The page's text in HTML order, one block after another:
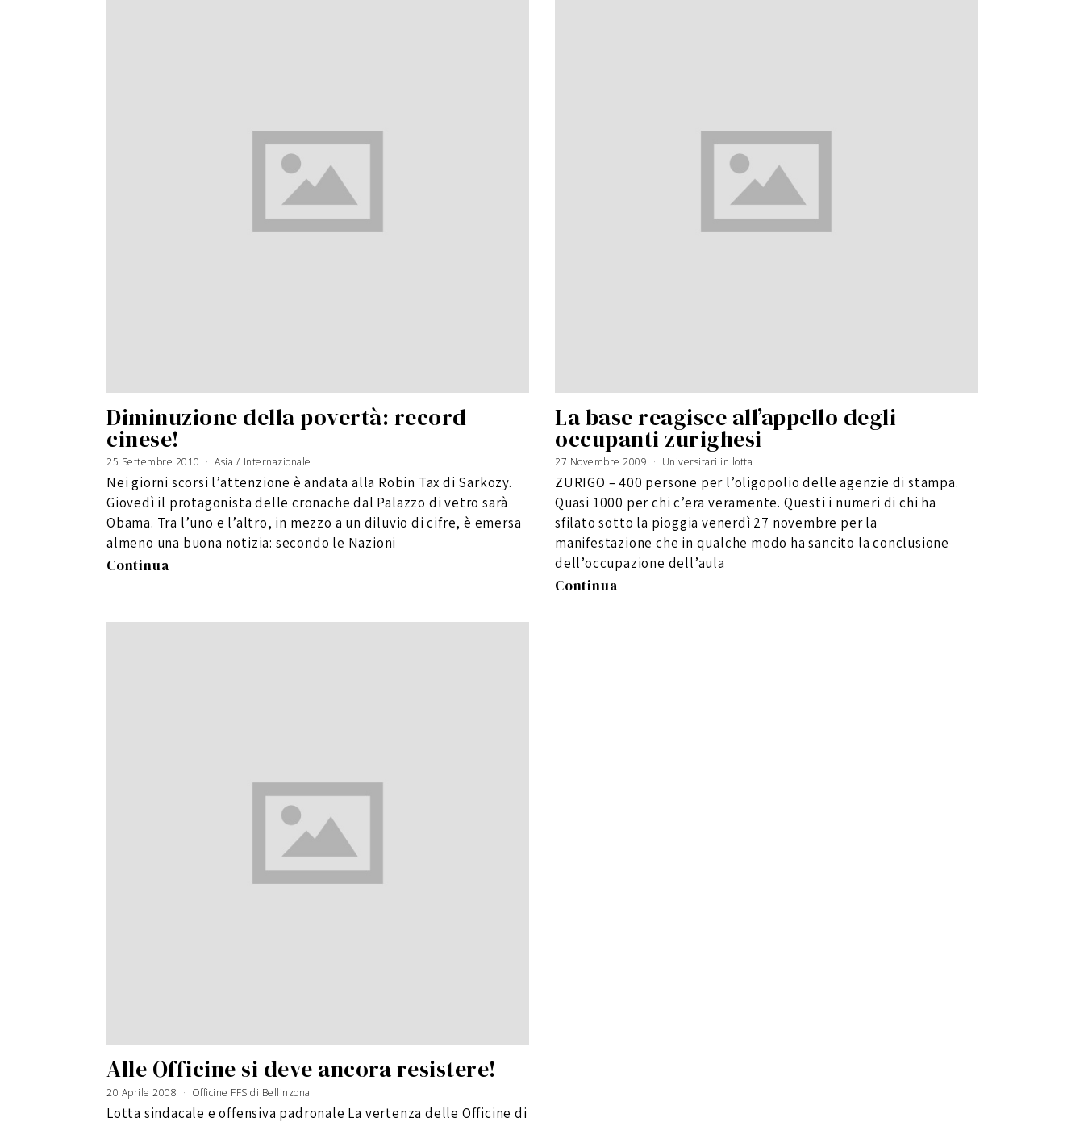
Diminuzione della povertà: record
cinese!
25 Settembre 2010
i
u
g
n
o
2
0
1
Asia / Internazionale
Nei giorni scorsi l’attenzione è andata alla Robin Tax di Sarkozy.
Giovedì il protagonista delle cronache dal Palazzo di vetro sarà
Obama. Tra l’uno e l’altro, in mezzo a un diluvio di cifre, è emersa
almeno una buona notizia: secondo le Nazioni
Continua
La base reagisce all’appello degli
occupanti zurighesi
27 Novembre 2009
i
u
g
n
o
0
1
6
Universitari in lotta
ZURIGO – 400 persone per l’oligopolio delle agenzie di stampa.
Quasi 1000 per chi c’era veramente. Questi i numeri di chi ha
sfilato sotto la pioggia venerdì 27 novembre per la
manifestazione che in qualche modo ha sancito la conclusione
dell’occupazione dell’aula
Continua
Alle Officine si deve ancora resistere!
20 Aprile 2008
u
g
Officine FFS di Bellinzona
Lotta sindacale e offensiva padronale La vertenza delle Officine di